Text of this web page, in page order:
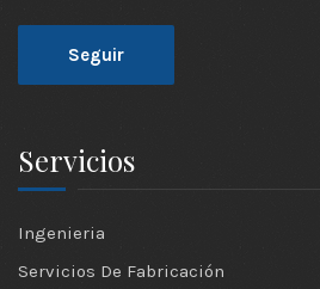
Seguir
Servicios
Ingenieria
Servicios De Fabricación